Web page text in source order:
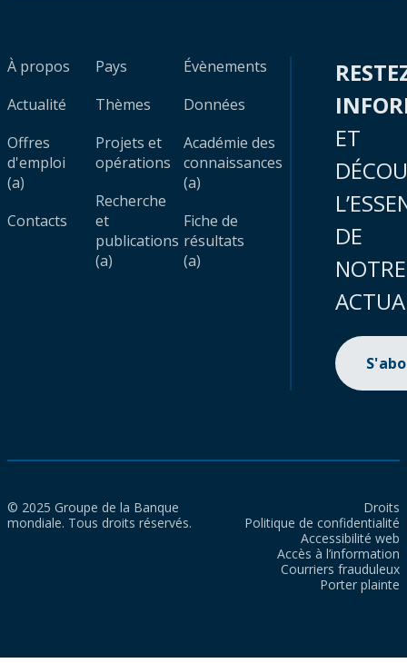
À propos
Actualité
Offres
d'emploi
(a)
Contacts
Pays
Thèmes
Projets et
opérations
Recherche
et
publications
(a)
Évènements
Données
Académie des
connaissances
(a)
Fiche de
résultats
(a)
ET
DE
NOTRE
© 2025 Groupe de la Banque
mondiale. Tous droits réservés.
Droits
Politique de confidentialité
Accessibilité web
Accès à l’information
Courriers frauduleux
Porter plainte